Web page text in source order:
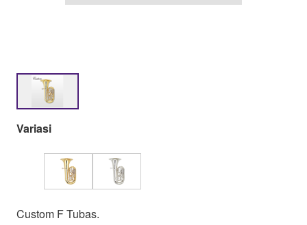
Variasi
Custom F Tubas.